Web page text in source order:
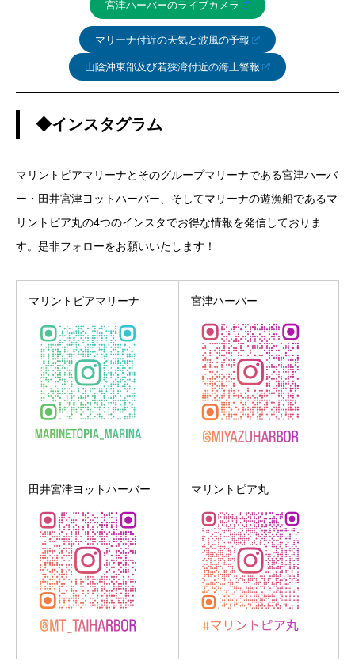
宮津ハーバーのライブカメラ
マリーナ付近の天気と波風の予報
山陰沖東部及び若狭湾付近の海上警報
◆インスタグラム
マリントピアマリーナとそのグループマリーナである宮津ハーバ
ー・田井宮津ヨットハーバー、そしてマリーナの遊漁船であるマ
リントピア丸の4つのインスタでお得な情報を発信しておりま
す。是非フォローをお願いいたします！
マリントピアマリーナ 宮津ハーバー
田井宮津ヨットハーバー マリントピア丸